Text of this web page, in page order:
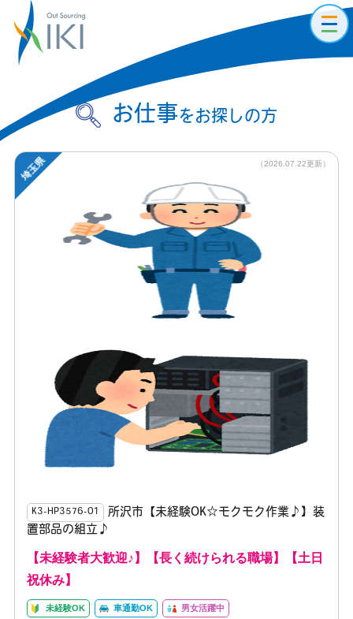
お仕事をお探しの方
K3-HP3576-01
所沢市【未経験OK☆モクモク作業♪】装
置部品の組立♪
【未経験者大歓迎♪】【長く続けられる職場】【土日
祝休み】
未経験OK 車通勤OK 男女活躍中
（2026.07.22更新）
埼玉県